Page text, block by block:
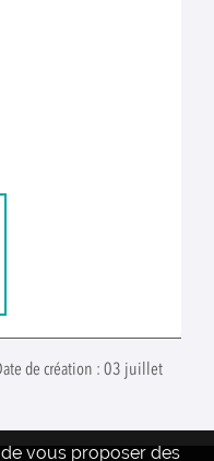
de création : 03 juillet
vous proposer des